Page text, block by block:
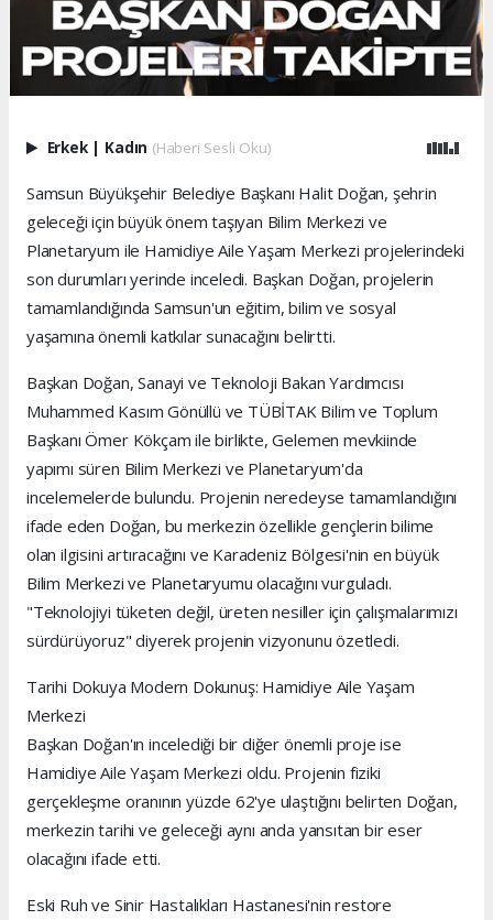
Erkek | Kadın (Haberi Sesli Oku)
Samsun Büyükşehir Belediye Başkanı Halit Doğan, şehrin
geleceği için büyük önem taşıyan Bilim Merkezi ve
Planetaryum ile Hamidiye Aile Yaşam Merkezi projelerindeki
son durumları yerinde inceledi. Başkan Doğan, projelerin
tamamlandığında Samsun'un eğitim, bilim ve sosyal
yaşamına önemli katkılar sunacağını belirtti.
Başkan Doğan, Sanayi ve Teknoloji Bakan Yardımcısı
Muhammed Kasım Gönüllü ve TÜBİTAK Bilim ve Toplum
Başkanı Ömer Kökçam ile birlikte, Gelemen mevkiinde
yapımı süren Bilim Merkezi ve Planetaryum'da
incelemelerde bulundu. Projenin neredeyse tamamlandığını
ifade eden Doğan, bu merkezin özellikle gençlerin bilime
olan ilgisini artıracağını ve Karadeniz Bölgesi'nin en büyük
Bilim Merkezi ve Planetaryumu olacağını vurguladı.
"Teknolojiyi tüketen değil, üreten nesiller için çalışmalarımızı
sürdürüyoruz" diyerek projenin vizyonunu özetledi.
Tarihi Dokuya Modern Dokunuş: Hamidiye Aile Yaşam
Merkezi
Başkan Doğan'ın incelediği bir diğer önemli proje ise
Hamidiye Aile Yaşam Merkezi oldu. Projenin fiziki
gerçekleşme oranının yüzde 62'ye ulaştığını belirten Doğan,
merkezin tarihi ve geleceği aynı anda yansıtan bir eser
olacağını ifade etti.
Eski Ruh ve Sinir Hastalıkları Hastanesi'nin restore